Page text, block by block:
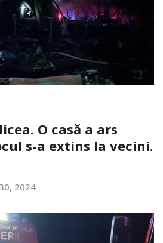
O casă a ars
s-a extins la vecini.
2024